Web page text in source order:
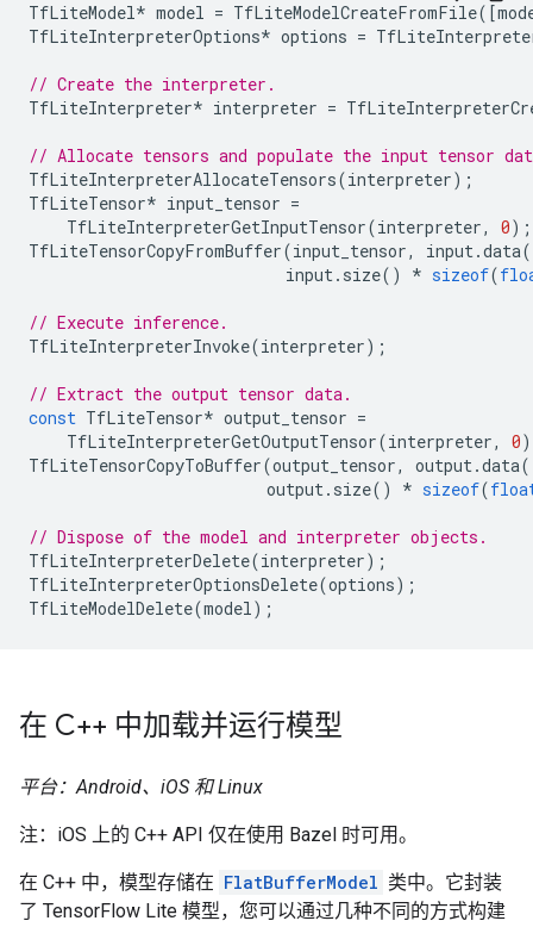
TfLiteModel* model = TfLiteModelCreateFromFile([
TfLiteInterpreterOptions* options =
// Create the interpreter.
TfLiteInterpreter* interpreter =
// Allocate tensors and populate the input tensor
TfLiteInterpreterAllocateTensors(interpreter);
TfLiteTensor* input_tensor =
TfLiteInterpreterGetInputTensor(interpreter, 0);
TfLiteTensorCopyFromBuffer(input_tensor, input.data
input. size() * sizeof(
// Execute inference.
TfLiteInterpreterInvoke(interpreter);
// Extract the output tensor data.
const TfLiteTensor* output_tensor =
TfLiteInterpreterGetOutputTensor(interpreter, 0
TfLiteTensorCopyToBuffer(output_tensor, output.data
output. size() * sizeof(
// Dispose of the model and interpreter objects.
TfLiteInterpreterDelete(interpreter);
TfLiteInterpreterOptionsDelete(options);
TfLiteModelDelete(model);
在 C++ 中加载并运行模型
平台：Android、iOS 和 Linux
注：iOS 上的 C++ API 仅在使用 Bazel 时可用。
在 C++ 中，模型存储在 FlatBufferModel 类中。它封装
了 TensorFlow Lite 模型，您可以通过几种不同的方式构建